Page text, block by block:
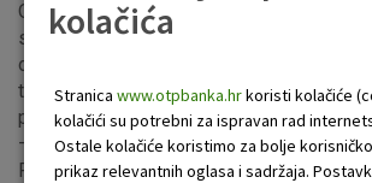
Obavještavamo Vas kako će dana 17.
snagu ažurirana Politika o zaštiti podataka.
odnose na poglavlja II.4. Obrada osobnih
temelju legitimnog interesa, II.6.
primatelja osobnih podataka i II.8. Period
– izmjena odredbi Zakona o kreditnim
Prava ispitanika - izmjena poštanske
kolačića
Stranica www.otpbanka.hrkoristi kolačiće
kolačići su potrebni za ispravan rad
Ostale kolačiće koristimo za bolje
prikaz relevantnih oglasa i sadržaja.